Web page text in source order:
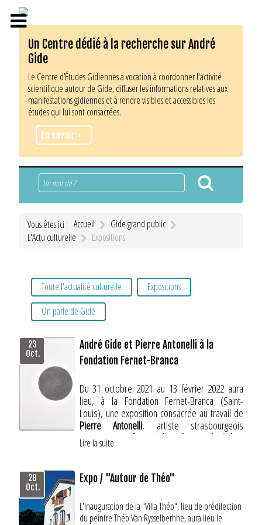
Un Centre dédié à la recherche sur André
Gide
Le Centre d’Études Gidiennes a vocation à coordonner l'activité
scientifique autour de Gide, diffuser les informations relatives aux
manifestations gidiennes et à rendre visibles et accessibles les
études qui lui sont consacrées.
En savoir +
Rechercher
Vous êtes ici : Accueil
Gide grand public
L'Actu culturelle
Expositions
Toute l'actualité culturelle
Expositions
On parle de Gide
23
Oct.
André Gide et Pierre Antonelli à la
Fondation Fernet-Branca
Du 31 octobre 2021 au 13 février 2022 aura
lieu, à la Fondation Fernet-Branca (Saint-
Louis), une exposition consacrée au travail de
Pierre Antonelli, artiste strasbourgeois
contemporain, à partir de sa lecture de Gide :
PIERRE ANTONELLI
31 octobre 2021 - 13 février 2022
Lire la suite
28
Oct.
Expo / "Autour de Théo"
L'inauguration de la "Villa Théo", lieu de prédilection
du peintre Théo Van Rysselberhhe, aura lieu le